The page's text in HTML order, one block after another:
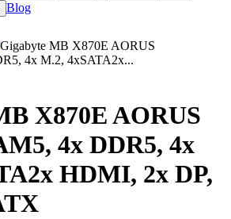
Blog
Gigabyte MB X870E AORUS
4x M.2, 4xSATA2x...
X870E AORUS
4x DDR5, 4x
HDMI, 2x DP,